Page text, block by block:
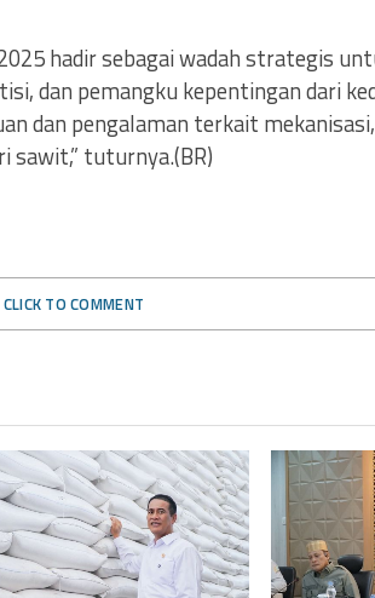
hadir sebagai wadah strategis
dan pemangku kepentingan dari
dan pengalaman terkait mekanisasi,
sawit,” tuturnya.(BR)
CLICK TO COMMENT